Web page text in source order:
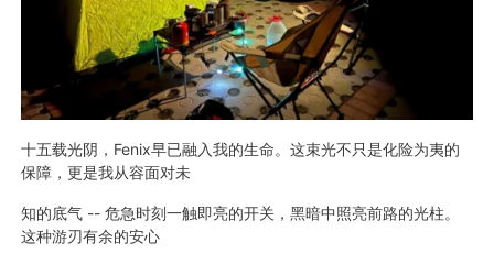
十五载光阴，Fenix早已融入我的生命。这束光不只是化险为夷的
保障，更是我从容面对未
知的底气 -- 危急时刻一触即亮的开关，黑暗中照亮前路的光柱。
这种游刃有余的安心